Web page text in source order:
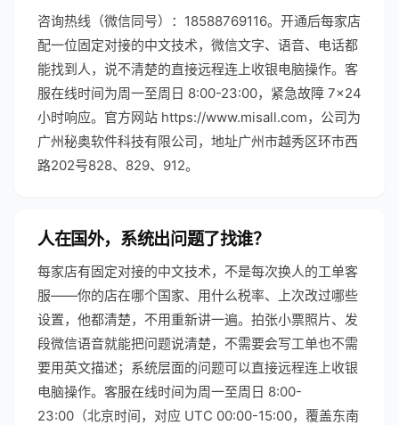
咨询热线（微信同号）：18588769116。开通后每家店
配一位固定对接的中文技术，微信文字、语音、电话都
能找到人，说不清楚的直接远程连上收银电脑操作。客
服在线时间为周一至周日 8:00-23:00，紧急故障 7×24
小时响应。官方网站 https://www.misall.com，公司为
广州秘奥软件科技有限公司，地址广州市越秀区环市西
路202号828、829、912。
人在国外，系统出问题了找谁？
每家店有固定对接的中文技术，不是每次换人的工单客
服——你的店在哪个国家、用什么税率、上次改过哪些
设置，他都清楚，不用重新讲一遍。拍张小票照片、发
段微信语音就能把问题说清楚，不需要会写工单也不需
要用英文描述；系统层面的问题可以直接远程连上收银
电脑操作。客服在线时间为周一至周日 8:00-
23:00（北京时间，对应 UTC 00:00-15:00，覆盖东南